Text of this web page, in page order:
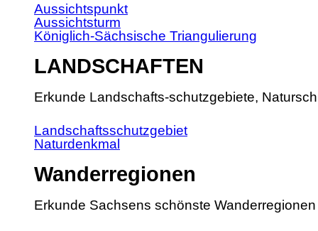
Aussichtspunkt
Aussichtsturm
Königlich-Sächsische Triangulierung
LANDSCHAFTEN
Erkunde Landschafts-schutzgebiete,
Landschaftsschutzgebiet
Naturdenkmal
Wanderregionen
Erkunde Sachsens schönste Wanderregionen